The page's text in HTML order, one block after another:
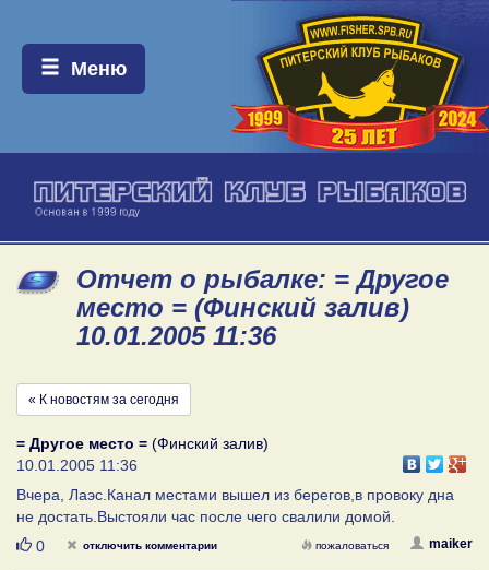
Меню:
Меню
Отчет о рыбалке: = Другое
место = (Финский залив)
10.01.2005 11:36
« К новостям за сегодня
= Другое место = (Финский залив)
10.01.2005 11:36
Вчера, Лаэс.Канал местами вышел из берегов,в провоку дна
не достать.Выстояли час после чего свалили домой.
Нравится
0 отключить комментарии maiker
пожаловаться